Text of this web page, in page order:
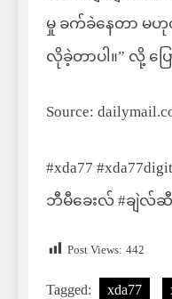
မှု ခက်ခဲနေတာ မဟု
လိုခဲ့တာပါ။” လို့ ပြ
Source:
#xda77
ဘီမီခေးလ် #ချဲလ်ဆီ
Post Views: 442
Tagged: xda77